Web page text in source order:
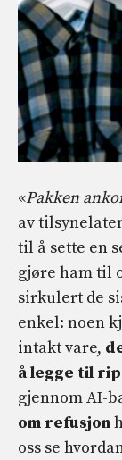
«Pakken
av
til å sette en
gjøre ham til
sirkulert de
enkel: noen
intakt vare,
å legge til
gjennom AI-
om refusjon
oss se